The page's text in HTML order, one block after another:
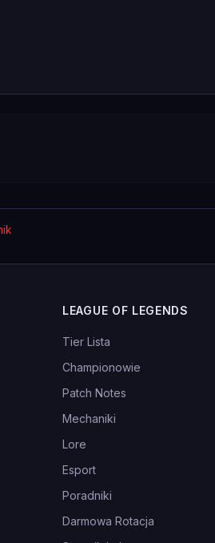
LEAGUE OF LEGENDS
Tier Lista
Championowie
Patch Notes
Mechaniki
Lore
Esport
Poradniki
Darmowa Rotacja